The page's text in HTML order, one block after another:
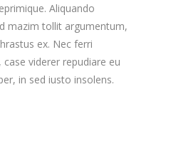
Aliquando
mazim tollit argumentum,
ex. Nec ferri
viderer repudiare eu
in sed iusto insolens.